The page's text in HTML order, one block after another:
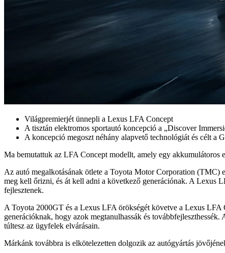
Világpremierjét ünnepli a Lexus LFA Concept
A tisztán elektromos sportautó koncepció a „Discover
A koncepció megoszt néhány alapvető technológiát és célt a
Ma bemutattuk az LFA Concept modellt, amely egy akkumulátoros
Az autó megalkotásának ötlete a Toyota Motor Corporation (TMC)
meg kell őrizni, és át kell adni a következő generációnak. A
fejlesztenek.
A Toyota 2000GT és a Lexus LFA örökségét követve a Lexus LFA
generációknak, hogy azok megtanulhassák és
túltesz az ügyfelek elvárásain.
Márkánk továbbra is elkötelezetten dolgozik az autógyártás